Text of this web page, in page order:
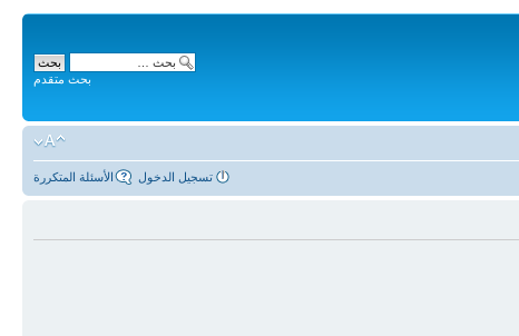
بحث متقدم
الأسئلة المتكررة تسجيل الدخول